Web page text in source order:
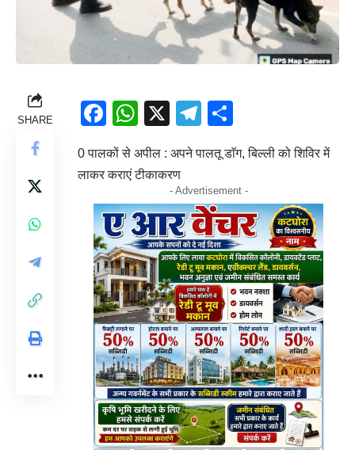
SHARE Facebook
WhatsApp
X Telegram
0 पालकों से अपील : अपने पालतू डाॅग, बिल्ली को शिविर में
लाकर कराएं टीकाकरण
- Advertisement -